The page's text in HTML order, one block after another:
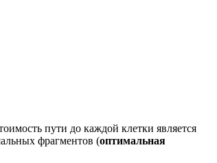
пути до каждой клетки является
фрагментов (оптимальная